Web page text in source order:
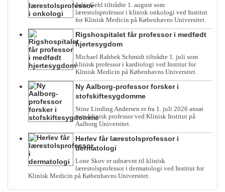
Julie Gehl tiltrådte 1. august som
lærestolsprofessor i klinisk onkologi ved Institut
for Klinisk Medicin på Københavns Universitet.
Rigshospitalet får professor i medfødt
hjertesygdom
Michael Rahbek Schmidt tiltrådte 1. juli som
klinisk professor i kardiologi ved Institut for
Klinisk Medicin på Københavns Universitet.
Ny Aalborg-professor forsker i
stofskiftesygdomme
Stine Linding Andersen er fra 1. juli 2026 ansat
som klinisk professor ved Klinisk Institut på
Aalborg Universitet.
Herlev får lærestolsprofessor i
dermatologi
Lone Skov er udnævnt til klinisk
lærestolsprofessor i dermatologi ved Institut for
Klinisk Medicin på Københavns Universitet.